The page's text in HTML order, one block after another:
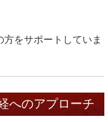
をサポートしていま
へのアプローチ